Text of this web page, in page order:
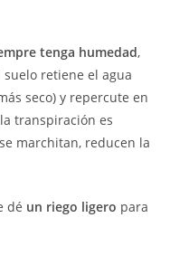
tenga humedad,
retiene el agua
seco) y repercute en
transpiración es
marchitan, reducen la
dé un riego ligero para